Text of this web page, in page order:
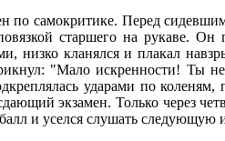
по самокритике. Перед
старшего на рукаве. Он
низко кланялся и плакал
"Мало искренности! Ты
ударами по
экзамен. Только через
и уселся слушать следующую